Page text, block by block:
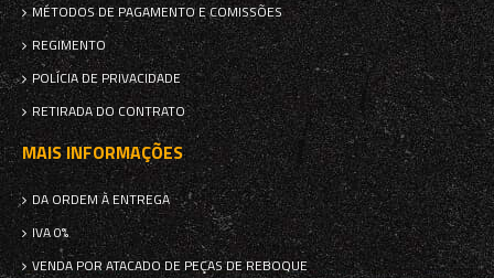
MÉTODOS DE PAGAMENTO E COMISSÕES
REGIMENTO
POLÍCIA DE PRIVACIDADE
RETIRADA DO CONTRATO
MAIS INFORMAÇÕES
DA ORDEM À ENTREGA
IVA 0%
VENDA POR ATACADO DE PEÇAS DE REBOQUE